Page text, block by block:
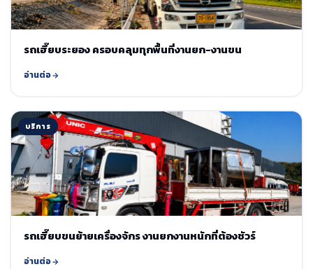
รถเฮี๊ยบระยอง ครอบคลุมทุกพื้นที่งานยก-งานขน
อ่านต่อ
บริการ
รถเฮี๊ยบขนย้ายเครื่องจักร งานยกงานหนักที่ต้องชัวร์
อ่านต่อ